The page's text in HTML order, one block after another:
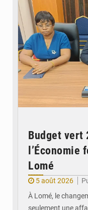
Budget vert
l’Économie
Lomé
5 août 2026
À Lomé, le
seulement une